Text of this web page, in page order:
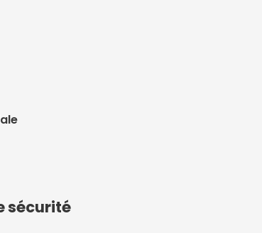
sécurité